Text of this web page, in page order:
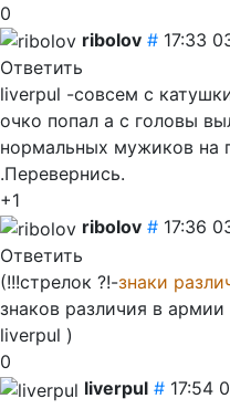
0
ribolov # 17:33
Ответить
liverpul -совсем с
очко попал а с головы
нормальных мужиков на
.Перевернись.
+1
ribolov # 17:36
Ответить
(!!!стрелок ?!-знаки
знаков различия в
liverpul )
0
liverpul # 17:54